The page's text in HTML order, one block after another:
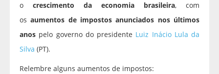
o crescimento da economia brasileira, com
osaumentos de impostos anunciados nos últimos
anos pelo governo do presidente Luiz Inácio Lula da
Silva (PT).
Relembre alguns aumentos de impostos: